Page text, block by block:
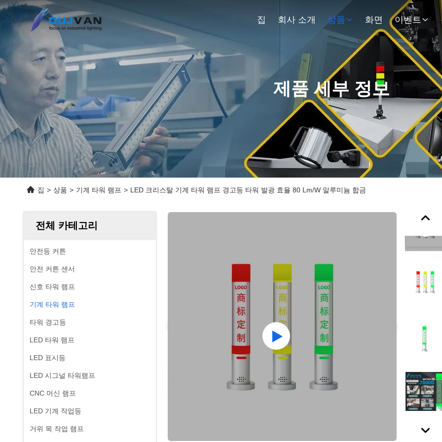
집 회사 소개 상품 화면 이벤트
제품 세부 정보
집 > 상품 > 기계 타워 램프 > LED 크리스탈 기계 타워 램프 경고등 타워 발광 효율 80 Lm/W 알루미늄 합금
전체 카테고리
안전등 커튼
안전 커튼 센서
신호 타워 램프
기계 타워 램프
타워 경고등
LED 타워 램프
LED 표시등
LED 시그널 타워램프
CNC 머신 램프
LED 기계 작업등
거위 목 작업 램프